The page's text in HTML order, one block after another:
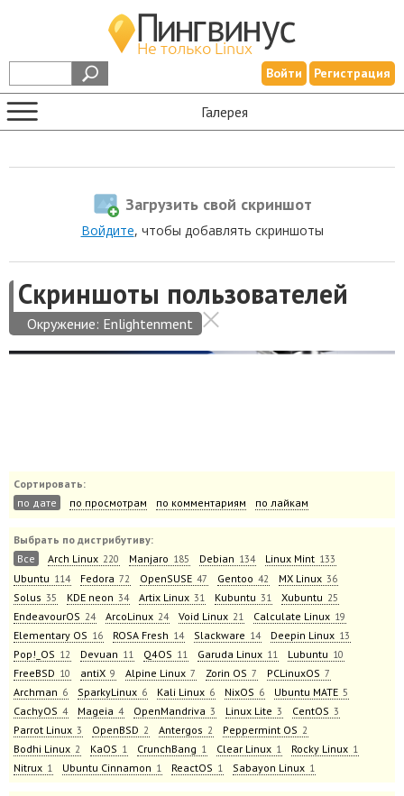
Войти Регистрация
Галерея
Загрузить свой скриншот
Войдите, чтобы добавлять скриншоты
Скриншоты пользователей
Окружение: Enlightenment
Сортировать:
по дате
по просмотрам по комментариям по лайкам
Выбрать по дистрибутиву:
Все
Arch Linux 220 Manjaro 185 Debian 134 Linux Mint 133
Ubuntu 114 Fedora 72 OpenSUSE 47 Gentoo 42 MX Linux 36
Solus 35 KDE neon 34 Artix Linux 31 Kubuntu 31 Xubuntu 25
EndeavourOS 24 ArcoLinux 24 Void Linux 21 Calculate Linux 19
Elementary OS 16 ROSA Fresh 14 Slackware 14 Deepin Linux 13
Pop!_OS 12 Devuan 11 Q4OS 11 Garuda Linux 11 Lubuntu 10
FreeBSD 10 antiX 9 Alpine Linux 7 Zorin OS 7 PCLinuxOS 7
Archman 6 SparkyLinux 6 Kali Linux 6 NixOS 6 Ubuntu MATE 5
CachyOS 4 Mageia 4 OpenMandriva 3 Linux Lite 3 CentOS 3
Parrot Linux 3 OpenBSD 2 Antergos 2 Peppermint OS 2
Bodhi Linux 2 KaOS 1 CrunchBang 1 Clear Linux 1 Rocky Linux 1
Nitrux 1 Ubuntu Cinnamon 1 ReactOS 1 Sabayon Linux 1